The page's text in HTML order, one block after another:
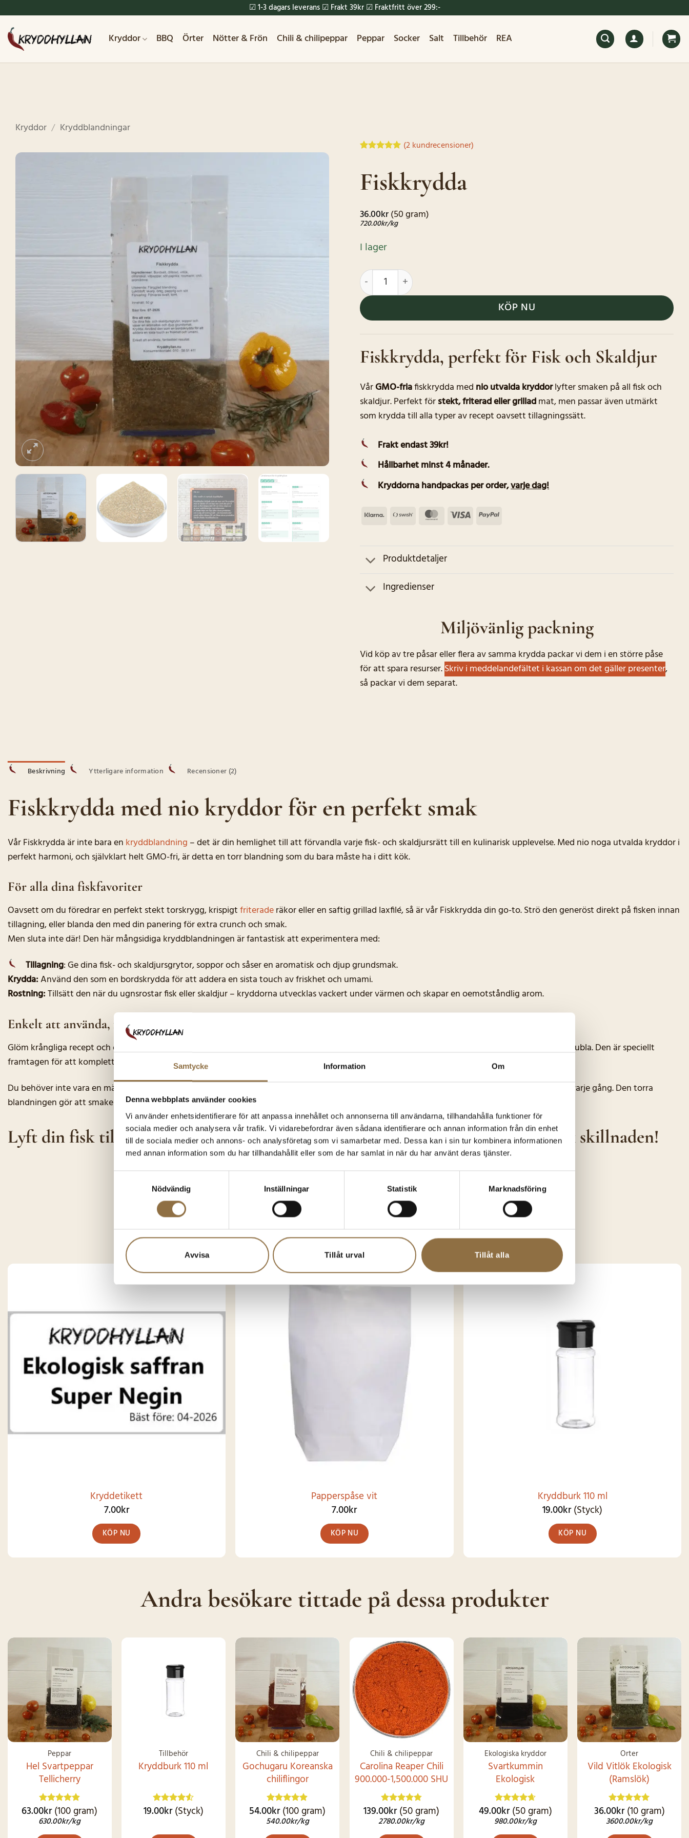
Samtycke Information Om
Denna webbplats använder cookies
Vi använder enhetsidentifierare för att anpassa innehållet och annonserna till användarna, tillhandahålla funktioner för
sociala medier och analysera vår trafik. Vi vidarebefordrar även sådana identifierare och annan information från din enhet
till de sociala medier och annons- och analysföretag som vi samarbetar med. Dessa kan i sin tur kombinera informationen
med annan information som du har tillhandahållit eller som de har samlat in när du har använt deras tjänster.
Nödvändig
Inställningar Statistik Marknadsföring
Avvisa Tillåt urval Tillåt alla
content
☑ 1-3 dagars leverans ☑ Frakt 39kr ☑ Fraktfritt över 299:-
Kryddor BBQ Örter Nötter & Frön Chili & chilipeppar Peppar Socker Salt Tillbehör REA
Kryddor / Kryddblandningar
baserat på
kundrecensioner
(2kundrecensioner)
Fiskkrydda
36.00kr(50 gram)
720.00kr/kg
I lager
Fiskkrydda mängd
KÖP NU
Fiskkrydda, perfekt för Fisk och Skaldjur
VårGMO-friafiskkrydda med nio utvalda kryddorlyfter smaken på all fisk och
skaldjur. Perfekt förstekt, friterad eller grilladmat, men passar även utmärkt
som krydda till alla typer av recept oavsett tillagningssätt.
Frakt endast 39kr!
Hållbarhet minst 4 månader.
Kryddorna handpackas per order,varje dag!
Klarna Swish
MasterCard
Visa PayPal
Produktdetaljer
Ingredienser
Miljövänlig packning
Vid köp av tre påsar eller flera av samma krydda packar vi dem i en större påse
för att spara resurser.Skriv i meddelandefältet i kassan om det gäller presenter,
så packar vi dem separat.
Beskrivning Ytterligare information Recensioner (2)
Fiskkrydda med nio kryddor för en perfekt smak
Vår Fiskkrydda är inte bara en kryddblandning – det är din hemlighet till att förvandla varje fisk- och skaldjursrätt till en kulinarisk upplevelse. Med nio noga utvalda kryddor i
perfekt harmoni, och självklart helt GMO-fri, är detta en torr blandning som du bara måste ha i ditt kök.
För alla dina fiskfavoriter
Oavsett om du föredrar en perfekt stekt torskrygg, krispigtfriteraderäkor eller en saftig grillad laxfilé, så är vår Fiskkrydda din go-to. Strö den generöst direkt på fisken innan
tillagning, eller blanda den med din panering för extra crunch och smak.
Men sluta inte där! Den här mångsidiga kryddblandningen är fantastisk att experimentera med:
Tillagning: Ge dina fisk- och skaldjursgrytor, soppor och såser en aromatisk och djup grundsmak.
Krydda:Använd den som en bordskrydda för att addera en sista touch av friskhet och umami.
Rostning:Tillsätt den när du ugnsrostar fisk eller skaldjur – kryddorna utvecklas vackert under värmen och skapar en oemotståndlig arom.
Enkelt att använda, fantastiskt resultat
Glöm krångliga recept och otaliga burkar. Med vår Fiskkrydda är det enkelt att få till den där djupa, balanserade smaken som får smaklökarna att jubla. Den är speciellt
framtagen för att komplettera fiskens naturliga smak utan att ta över, och passar lika bra till den enkla vardagsmiddagen som till festmåltiden.
Du behöver inte vara en mästerkock för att lyckas. Vår Fiskkrydda är framtagen för att vara enkel att använda och garanterar ett utsökt resultat varje gång. Den torra
blandningen gör att smakerna sprider sig jämnt och tränger in på djupet, vilket ger en fyllig och tillfredsställande smakupplevelse.
Lyft din fisk till nya höjder. Lägg vår Fiskkrydda i varukorgen idag och upptäck skillnaden!
Du kanske gillar någon av dessa?
Kryddetikett
7.00kr
KÖP NU
Papperspåse vit
7.00kr
KÖP NU
har
flera
De
olika
alternativen
kan
väljas
produktsidan
Kryddburk 110 ml
19.00kr(Styck)
KÖP NU
Andra besökare tittade på dessa produkter
Peppar
Hel Svartpeppar
Tellicherry
Betygsatt
4.87 av 5
63.00kr(100 gram)
630.00kr/kg
Tillbehör
Kryddburk 110 ml
Betygsatt
av 5
19.00kr(Styck)
LAGER IGEN
Chili & chilipeppar
Gochugaru Koreanska
chiliflingor
Betygsatt
4.83 av 5
54.00kr(100 gram)
540.00kr/kg
Chili & chilipeppar
Carolina Reaper Chili
900.000-1,500.000 SHU
Betygsatt
4.79av 5
139.00kr(50 gram)
2780.00kr/kg
Ekologiska kryddor
Svartkummin
Ekologisk
Betygsatt
4.62 av 5
49.00kr(50 gram)
980.00kr/kg
SNART I
LAGER IGEN
Örter
Vild Vitlök Ekologisk
(Ramslök)
Betygsatt
4.92av 5
36.00kr (10 gram)
3600.00kr/kg